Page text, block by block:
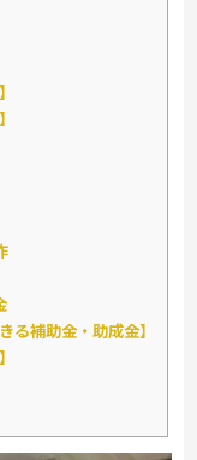
る補助金・助成金】